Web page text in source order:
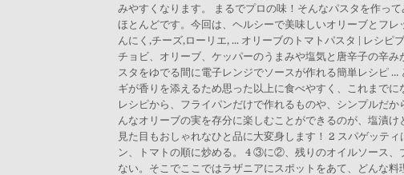
みやすくなります。 まるでプロの味！そんなパスタを作っ
ほとんどです。今回は、ヘルシーで美味しいオリーブとフ
んにく,チーズ,ローリエ, ... オリーブのトマトパスタ | レシ
チョビ、オリーブ、ケッパーのうまみや塩気と唐辛子の辛
スタをゆでる間に電子レンジでソースが作れる簡単レシピ
ギが香りを添えるため思った以上に食べやすく、これまで
レシピから、フライパンだけで作れるものや、シンプルだ
んなオリーブの実を存分に楽しむことができるのが、塩漬
見た目もおしゃれなひと品に大変身します！ 2 スパゲッテ
ン、トマトの順に炒める。 4 ③に②、残りのオイルソース、
ない。そこでここではラザニアにスポットをあて、どんな